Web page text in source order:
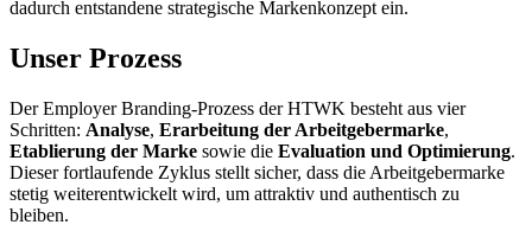
dadurch entstandene strategische Markenkonzept ein​​.
Unser Prozess
Der Employer Branding-Prozess der HTWK besteht aus vier
Schritten: Analyse, Erarbeitung der Arbeitgebermarke,
Etablierung der Marke sowie die Evaluation und Optimierung.
Dieser fortlaufende Zyklus stellt sicher, dass die Arbeitgebermarke
stetig weiterentwickelt wird, um attraktiv und authentisch zu
bleiben.